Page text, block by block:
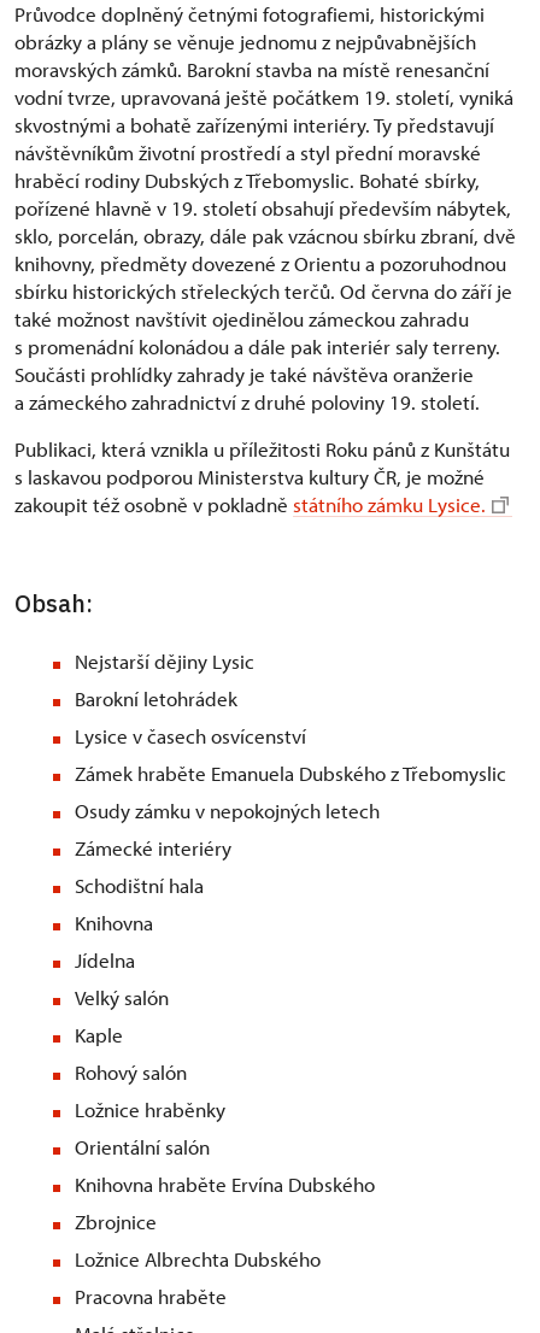
Průvodce doplněný četnými fotografiemi, historickými
obrázky a plány se věnuje jednomu z nejpůvabnějších
moravských zámků. Barokní stavba na místě renesanční
vodní tvrze, upravovaná ještě počátkem 19. století, vyniká
skvostnými a bohatě zařízenými interiéry. Ty představují
návštěvníkům životní prostředí a styl přední moravské
hraběcí rodiny Dubských z Třebomyslic. Bohaté sbírky,
pořízené hlavně v 19. století obsahují především nábytek,
sklo, porcelán, obrazy, dále pak vzácnou sbírku zbraní, dvě
knihovny, předměty dovezené z Orientu a pozoruhodnou
sbírku historických střeleckých terčů. Od června do září je
také možnost navštívit ojedinělou zámeckou zahradu
s promenádní kolonádou a dále pak interiér saly terreny.
Součásti prohlídky zahrady je také návštěva oranžerie
a zámeckého zahradnictví z druhé poloviny 19. století.
Publikaci, která vznikla u příležitosti Roku pánů z Kunštátu
s laskavou podporou Ministerstva kultury ČR, je možné
zakoupit též osobně v pokladně státního zámku Lysice.
Obsah:
Nejstarší dějiny Lysic
Barokní letohrádek
Lysice v časech osvícenství
Zámek hraběte Emanuela Dubského z Třebomyslic
Osudy zámku v nepokojných letech
Zámecké interiéry
Schodištní hala
Knihovna
Jídelna
Velký salón
Kaple
Rohový salón
Ložnice hraběnky
Orientální salón
Knihovna hraběte Ervína Dubského
Zbrojnice
Ložnice Albrechta Dubského
Pracovna hraběte